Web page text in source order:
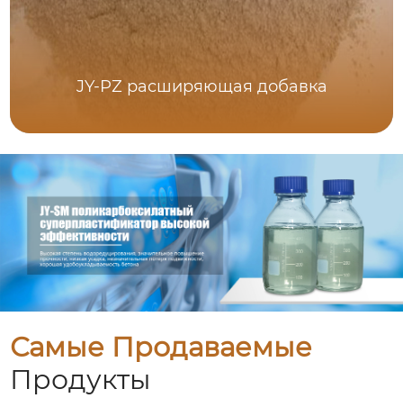
JY-PZ расширяющая добавка
Самые Продаваемые
Продукты